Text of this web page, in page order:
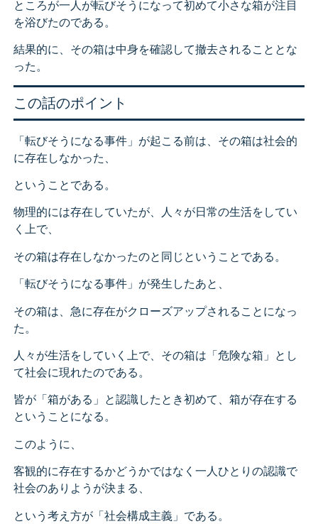
ところが一人が転びそうになって初めて小さな箱が注目
を浴びたのである。
結果的に、その箱は中身を確認して撤去されることとな
った。
この話のポイント
「転びそうになる事件」が起こる前は、その箱は社会的
に存在しなかった、
ということである。
物理的には存在していたが、人々が日常の生活をしてい
く上で、
その箱は存在しなかったのと同じということである。
「転びそうになる事件」が発生したあと、
その箱は、急に存在がクローズアップされることになっ
た。
人々が生活をしていく上で、その箱は「危険な箱」とし
て社会に現れたのである。
皆が「箱がある」と認識したとき初めて、箱が存在する
ということになる。
このように、
客観的に存在するかどうかではなく一人ひとりの認識で
社会のありようが決まる、
という考え方が「社会構成主義」である。